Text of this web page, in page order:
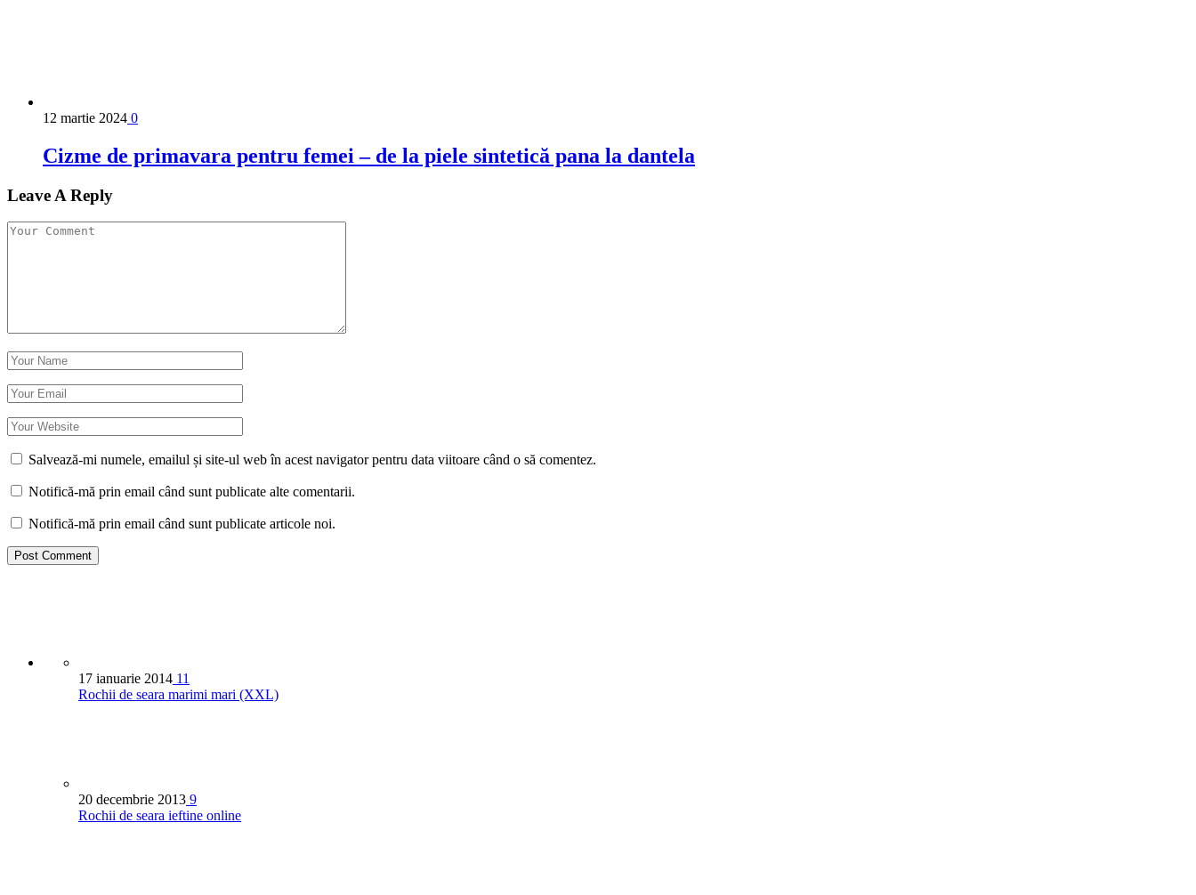
12 martie 2024 0
Cizme de primavara pentru femei – de la piele sintetică pana la dantela
Leave A Reply
Salvează-mi numele, emailul și site-ul web în acest navigator pentru data viitoare când o să comentez.
Notifică-mă prin email când sunt publicate alte comentarii.
Notifică-mă prin email când sunt publicate articole noi.
17 ianuarie 2014 11
Rochii de seara marimi mari (XXL)
20 decembrie 2013 9
Rochii de seara ieftine online